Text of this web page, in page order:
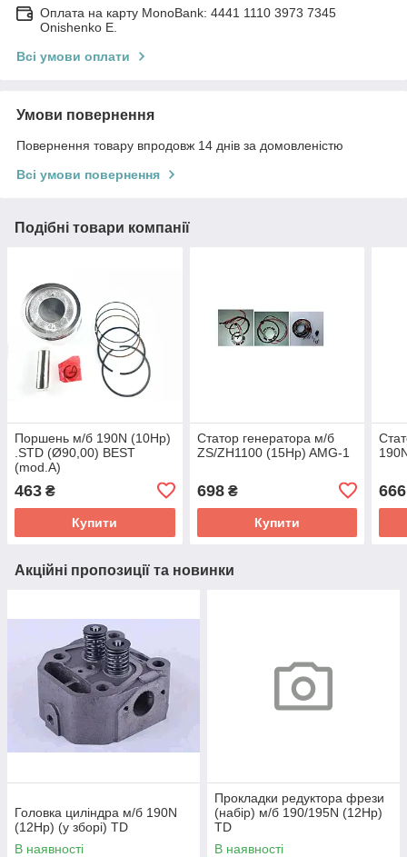
Оплата на карту MonoBank: 4441 1110 3973 7345
Onishenko E.
Всі умови оплати
Умови повернення
Повернення товару впродовж 14 днів за домовленістю
Всі умови повернення
Подібні товари компанії
Поршень м/б 190N (10Hp)
.STD (Ø90,00) BEST
(mod.A)
463 ₴
Купити
Статор генератора м/б
ZS/ZH1100 (15Hp) AMG-1
698₴
Купити
666
Акційні пропозиції та новинки
Головка циліндра м/б 190N
(12Hp) (у зборі) TD
В наявності
Прокладки редуктора фрези
(набір) м/б 190/195N (12Hp)
TD
В наявності